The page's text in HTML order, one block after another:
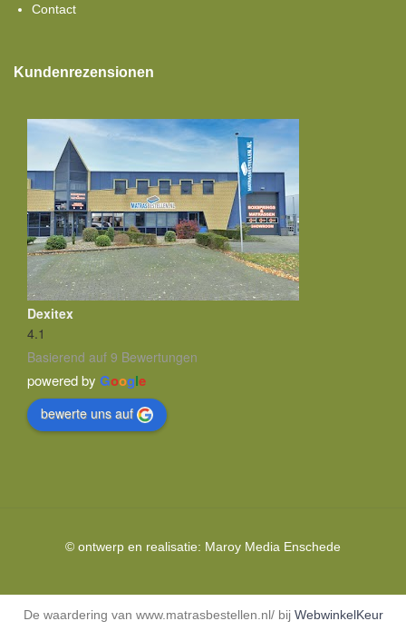
Contact
Kundenrezensionen
Dexitex
4.1
Basierend auf 9 Bewertungen
powered by Google
bewerte uns auf
© ontwerp en realisatie: Maroy Media Enschede
De waardering van www.matrasbestellen.nl/ bij WebwinkelKeur